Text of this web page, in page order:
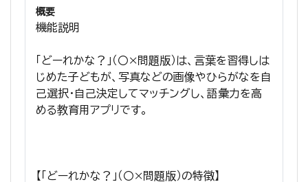
概要
機能説明
「どーれかな？」（〇×問題版）は、言葉を習得しは
じめた子どもが、写真などの画像やひらがなを自
己選択・自己決定してマッチングし、語彙力を高
める教育用アプリです。
【「どーれかな？」（〇×問題版）の特徴】